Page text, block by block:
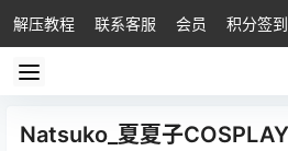
解压教程 联系客服 会员 积分签到
Natsuko_夏夏子